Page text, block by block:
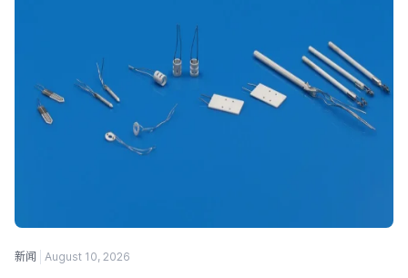
新闻 August 10, 2026